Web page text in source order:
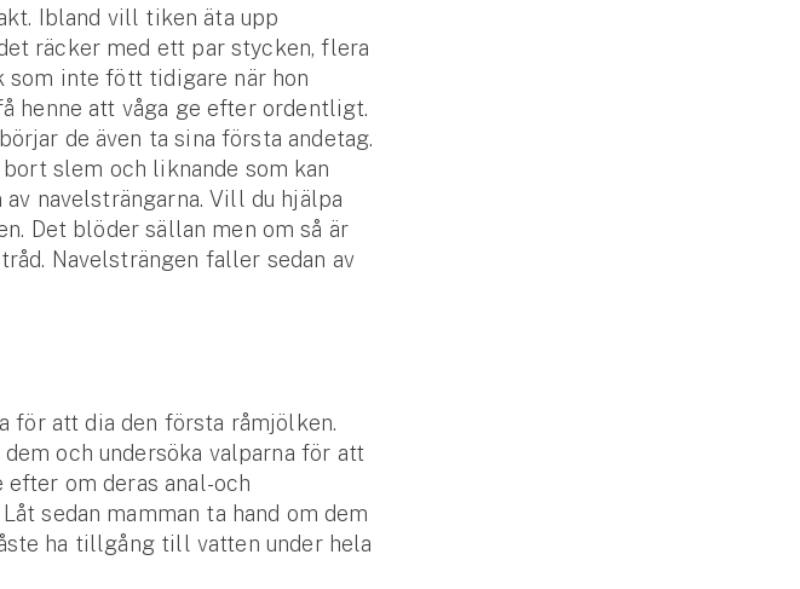
Ibland vill tiken äta upp
räcker med ett par stycken, flera
som inte fött tidigare när hon
henne att våga ge efter ordentligt.
de även ta sina första andetag.
slem och liknande som kan
navelsträngarna. Vill du hjälpa
Det blöder sällan men om så är
Navelsträngen faller sedan av
för att dia den första råmjölken.
och undersöka valparna för att
efter om deras anal-och
sedan mamman ta hand om dem
ha tillgång till vatten under hela